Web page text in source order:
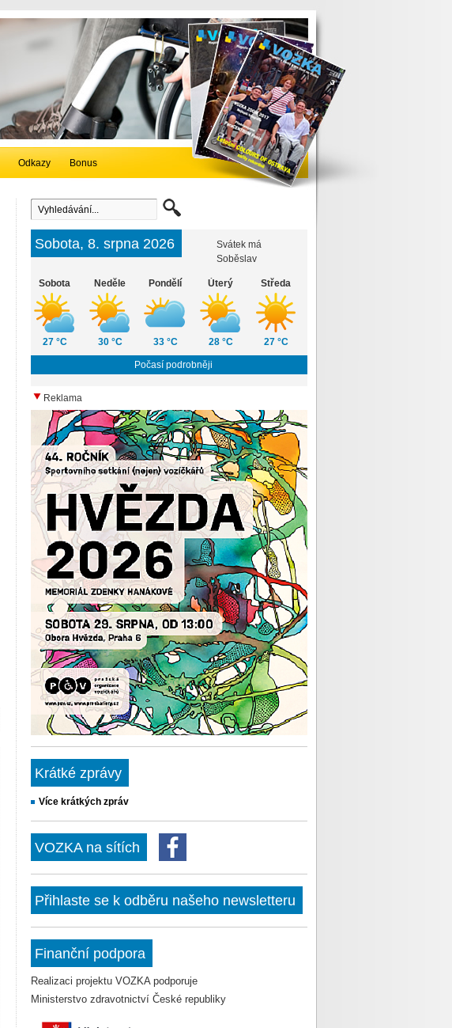
Odkazy Bonus
Sobota, 8. srpna 2026
Svátek má
Soběslav
Sobota
27 °C
Neděle
30 °C
Pondělí
33 °C
Úterý
28 °C
Středa
27 °C
Počasí podrobněji
Reklama
Krátké zprávy
Více krátkých zpráv
VOZKA na sítích
Přihlaste se k odběru našeho newsletteru
Finanční podpora
Realizaci projektu VOZKA podporuje
Ministerstvo zdravotnictví České republiky